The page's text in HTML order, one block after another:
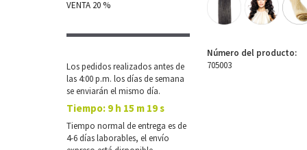
VENTA 20 %
Los pedidos realizados antes de
las 4:00 p.m. los días de semana
se enviarán el mismo día.
Tiempo: 9 h 15 m 18 s
Tiempo normal de entrega es de
4-6 días laborables, el envío
Número del producto:
705003